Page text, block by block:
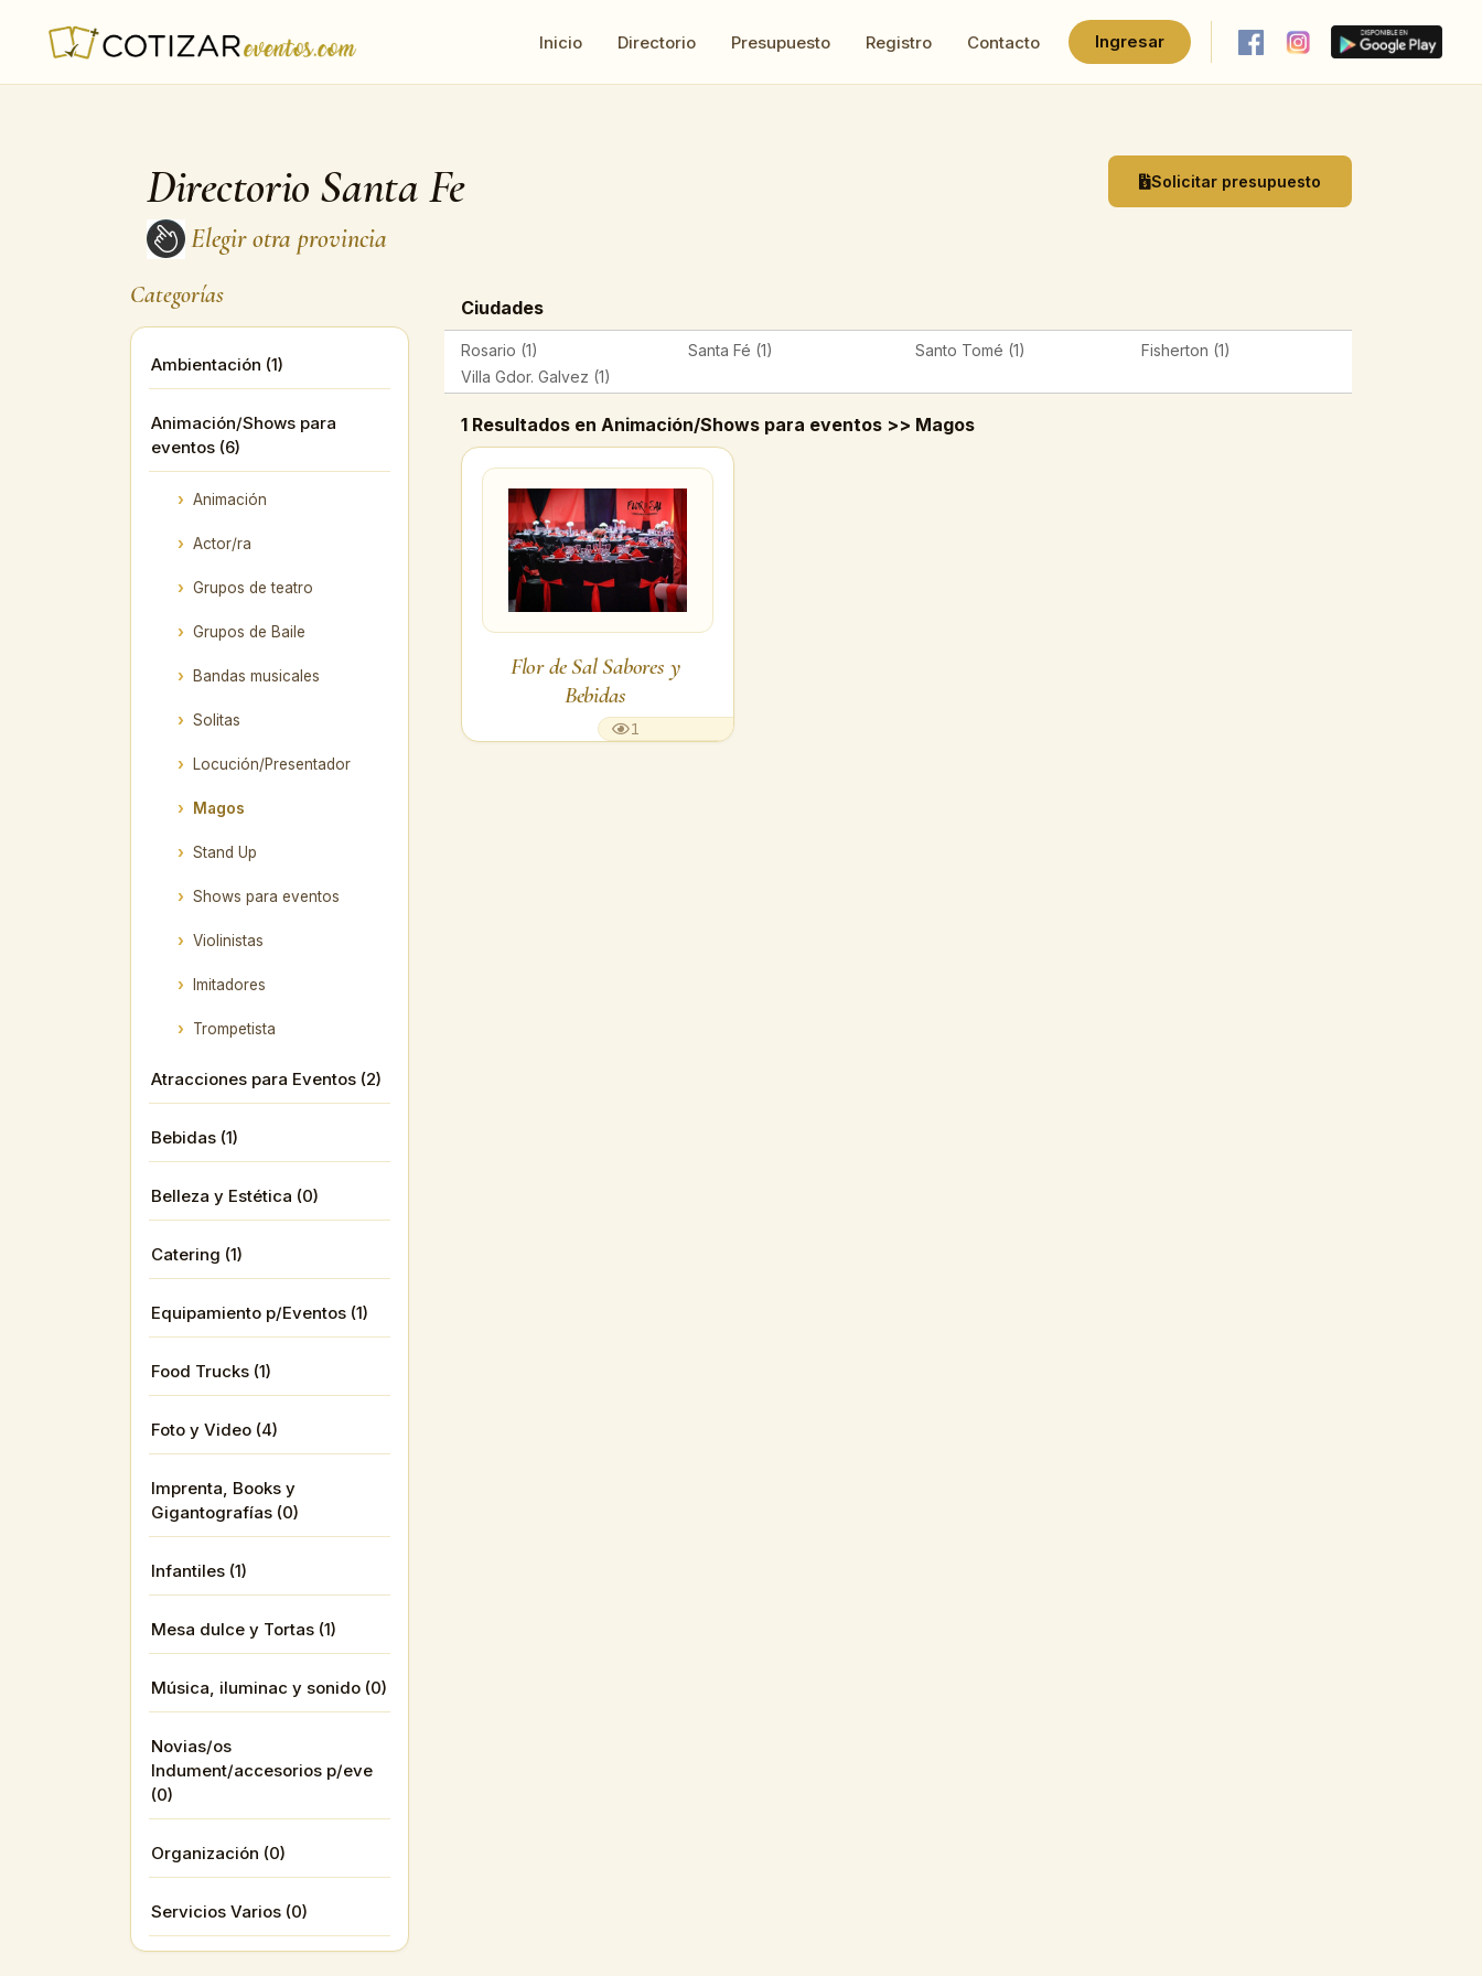
Inicio Directorio Presupuesto Registro Contacto Ingresar
Directorio Santa Fe
Elegir otra provincia
Solicitar presupuesto
Categorías
Ambientación (1)
Animación/Shows para
eventos (6)
Animación
Actor/ra
Grupos de teatro
Grupos de Baile
Bandas musicales
Solitas
Locución/Presentador
Magos
Stand Up
Shows para eventos
Violinistas
Imitadores
Trompetista
Atracciones para Eventos (2)
Bebidas (1)
Belleza y Estética (0)
Catering (1)
Equipamiento p/Eventos (1)
Food Trucks (1)
Foto y Video (4)
Imprenta, Books y
Gigantografías (0)
Infantiles (1)
Mesa dulce y Tortas (1)
Música, iluminac y sonido (0)
Novias/os
Indument/accesorios p/eve
(0)
Organización (0)
Servicios Varios (0)
Ciudades
Rosario (1) Santa Fé (1) Santo Tomé (1)
Fisherton (1)
Villa Gdor. Galvez (1)
1 Resultados en Animación/Shows para eventos >> Magos
Flor de Sal Sabores y
Bebidas
1